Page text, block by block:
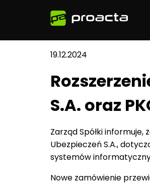
19.12.2024
S.A. oraz
Zarząd Spółki
Ubezpieczeń S.A.,
systemów
Nowe zamówienie